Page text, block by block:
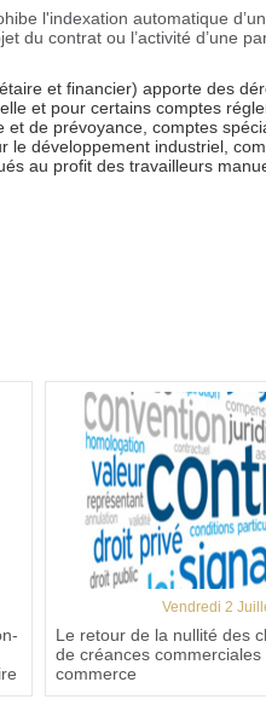
l'indexation automatique
du contrat ou l’activité d’une
et financier) apporte des
et pour certains comptes
de prévoyance, comptes
développement industriel,
au profit des travailleurs
Vendredi 2
Le retour de la nullité des
de créances
commerce